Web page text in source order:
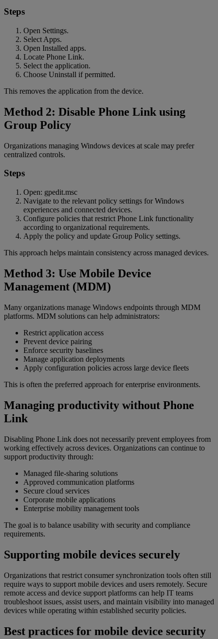
Steps
Open Settings.
Select Apps.
Open Installed apps.
Locate Phone Link.
Select the application.
Choose Uninstall if permitted.
This removes the application from the device.
Method 2: Disable Phone Link using
Group Policy
Organizations managing Windows devices at scale may prefer
centralized controls.
Steps
Open: gpedit.msc
Navigate to the relevant policy settings for Windows
experiences and connected devices.
Configure policies that restrict Phone Link functionality
according to organizational requirements.
Apply the policy and update Group Policy settings.
This approach helps maintain consistency across managed devices.
Method 3: Use Mobile Device
Management (MDM)
Many organizations manage Windows endpoints through MDM
platforms. MDM solutions can help administrators:
Restrict application access
Prevent device pairing
Enforce security baselines
Manage application deployments
Apply configuration policies across large device fleets
This is often the preferred approach for enterprise environments.
Managing productivity without Phone
Link
Disabling Phone Link does not necessarily prevent employees from
working effectively across devices. Organizations can continue to
support productivity through:
Managed file-sharing solutions
Approved communication platforms
Secure cloud services
Corporate mobile applications
Enterprise mobility management tools
The goal is to balance usability with security and compliance
requirements.
Supporting mobile devices securely
Organizations that restrict consumer synchronization tools often still
require ways to support mobile devices and users remotely. Secure
remote access and device support platforms can help IT teams
troubleshoot issues, assist users, and maintain visibility into managed
devices while operating within established security policies.
Best practices for mobile device security